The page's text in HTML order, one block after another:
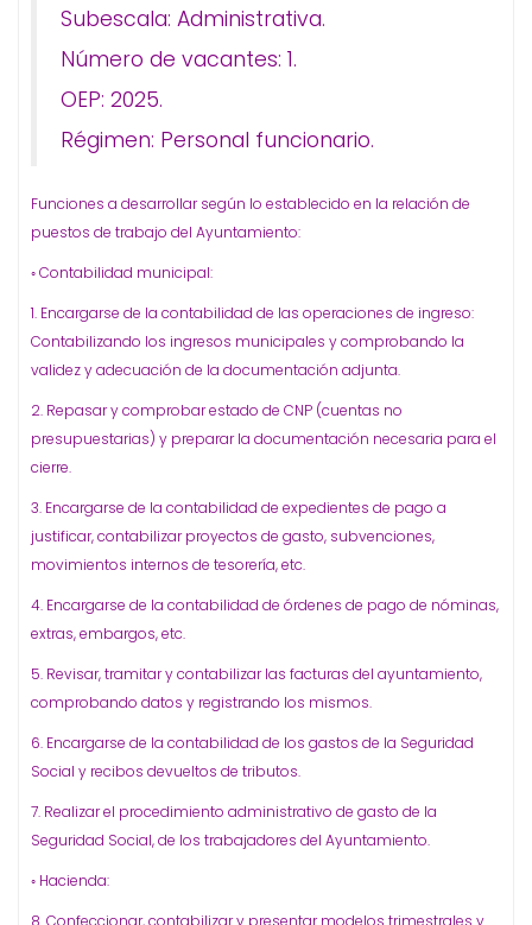
Subescala: Administrativa.
Número de vacantes: 1.
OEP: 2025.
Régimen: Personal funcionario.
Funciones a desarrollar según lo establecido en la relación de
puestos de trabajo del Ayuntamiento:
◦ Contabilidad municipal:
1. Encargarse de la contabilidad de las operaciones de ingreso:
Contabilizando los ingresos municipales y comprobando la
validez y adecuación de la documentación adjunta.
2. Repasar y comprobar estado de CNP (cuentas no
presupuestarias) y preparar la documentación necesaria para el
cierre.
3. Encargarse de la contabilidad de expedientes de pago a
justificar, contabilizar proyectos de gasto, subvenciones,
movimientos internos de tesorería, etc.
4. Encargarse de la contabilidad de órdenes de pago de nóminas,
extras, embargos, etc.
5. Revisar, tramitar y contabilizar las facturas del ayuntamiento,
comprobando datos y registrando los mismos.
6. Encargarse de la contabilidad de los gastos de la Seguridad
Social y recibos devueltos de tributos.
7. Realizar el procedimiento administrativo de gasto de la
Seguridad Social, de los trabajadores del Ayuntamiento.
◦ Hacienda:
8. Confeccionar, contabilizar y presentar modelos trimestrales y